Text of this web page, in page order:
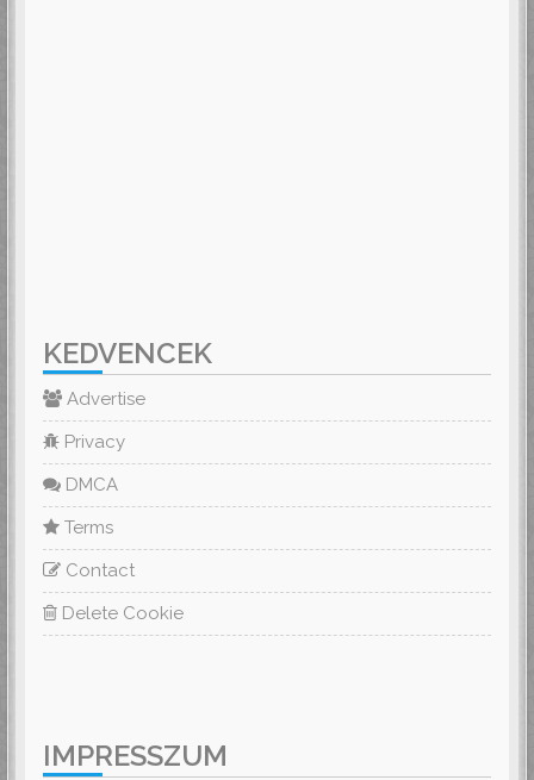
KEDVENCEK
Advertise
Privacy
DMCA
Terms
Contact
Delete Cookie
IMPRESSZUM